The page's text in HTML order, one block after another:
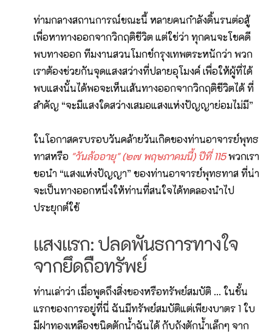
ท่ามกลางสถานการณ์ขณะนี้ หลายคนกำลังดิ้นรนต่อสู้
เพื่อหาทางออกจากวิกฤติชีวิต แต่ใช่ว่า ทุกคนจะโชคดี
พบทางออก ทีมงานสวนโมกข์กรุงเทพตระหนักว่า พวก
เราต้องช่วยกันจุดแสงสว่างที่ปลายอุโมงค์ เพื่อให้ผู้ที่ได้
พบแสงนั้นได้พอจะเห็นเส้นทางออกจากวิกฤติชีวิตได้ ที่
สำคัญ “จะมีแสงใดสว่างเสมอแสงแห่งปัญญาย่อมไม่มี”
ในโอกาสครบรอบวันคล้ายวันเกิดของท่านอาจารย์พุทธ
ทาสหรือ "วันล้ออายุ" (๒๗ พฤษภาคมนี้) ปีที่ 115พวกเรา
ขอนำ “แสงแห่งปัญญา” ของท่านอาจารย์พุทธทาส ที่น่า
จะเป็นทางออกหนึ่งให้ท่านที่สนใจได้ทดลองนำไป
ประยุกต์ใช้
แสงแรก: ปลดพันธการทางใจ
จากยึดถือทรัพย์
ท่านเล่าว่า เมื่อพูดถึงสิ่งของหรือทรัพย์สมบัติ ... ในชั้น
แรกของการอยู่ที่นี่ ฉันมีทรัพย์สมบัติแต่เพียงบาตร 1 ใบ
มีฝาทองเหลืองชนิดตักน้ำฉันได้ กับถังตักน้ำเล็กๆ จาก